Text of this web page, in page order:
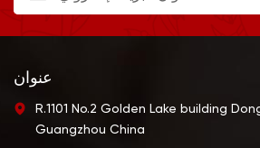
عنوان
R.1101 No.2 Golden Lake building
Guangzhou China